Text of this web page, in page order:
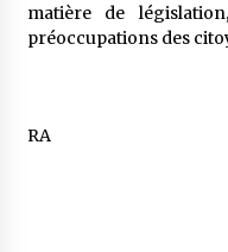
matière de
préoccupations des
RA